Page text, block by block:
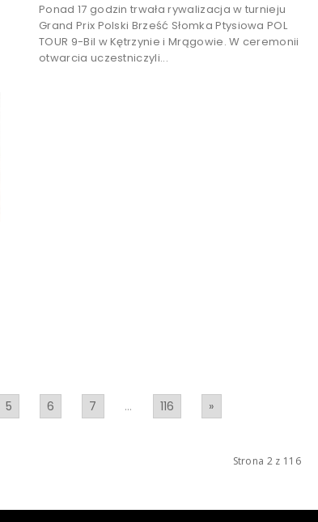
Ponad 17 godzin trwała rywalizacja w turnieju
Grand Prix Polski Brześć Słomka Ptysiowa POL
TOUR 9-Bil w Kętrzynie i Mrągowie. W ceremonii
otwarcia uczestniczyli...
5 6 7 ... 116 »
Strona 2 z 116